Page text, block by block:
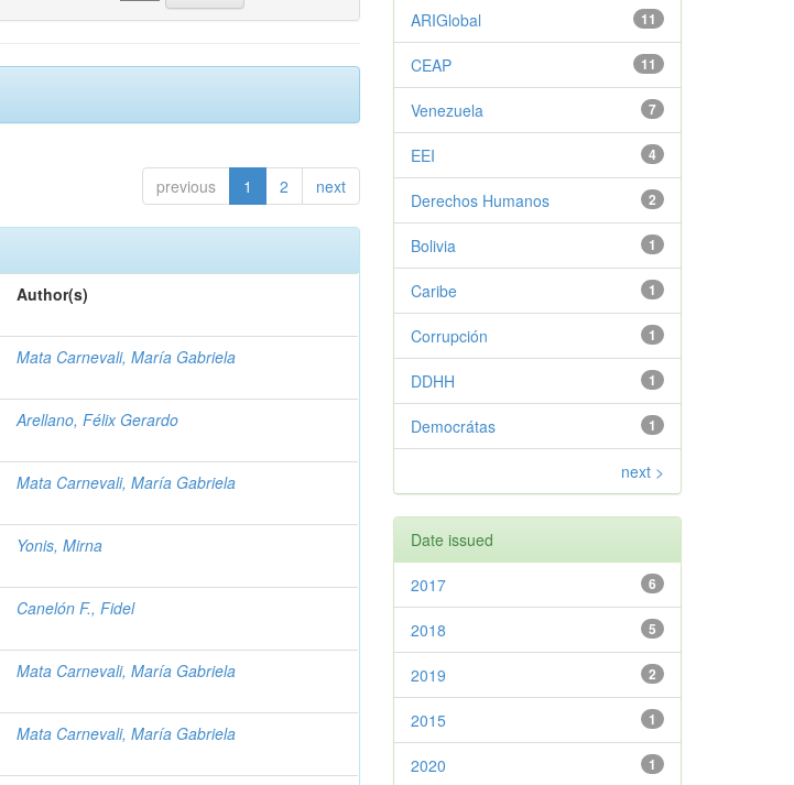
previous 1 2 next
Author(s)
Mata Carnevali, María Gabriela
Arellano, Félix Gerardo
Mata Carnevali, María Gabriela
Yonis, Mirna
Canelón F., Fidel
Mata Carnevali, María Gabriela
Mata Carnevali, María Gabriela
11
ARIGlobal
11
CEAP
7
Venezuela
4
EEI
2
Derechos Humanos
1
Bolivia
1
Caribe
1
Corrupción
1
DDHH
1
Democrátas
next >
Date issued
6
2017
5
2018
2
2019
1
2015
1
2020